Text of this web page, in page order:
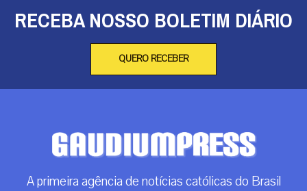
RECEBA NOSSO BOLETIM DIÁRIO
QUERO RECEBER
A primeira agência de notícias católicas do Brasil